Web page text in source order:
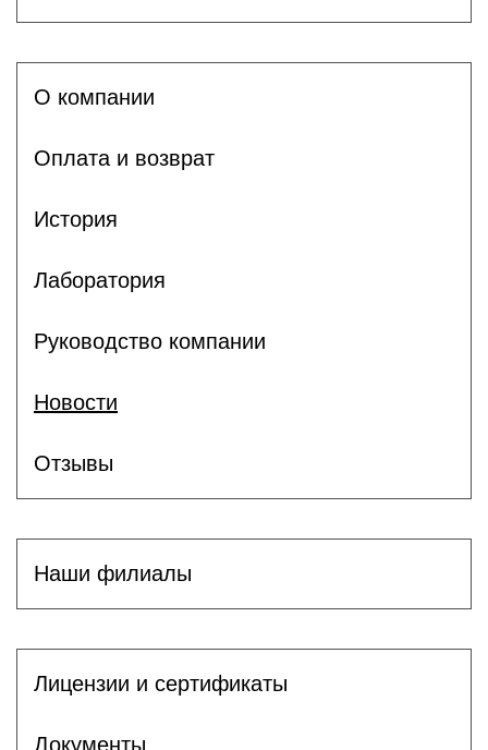
О компании
Оплата и возврат
История
Лаборатория
Руководство компании
Новости
Отзывы
Наши филиалы
Лицензии и сертификаты
Документы